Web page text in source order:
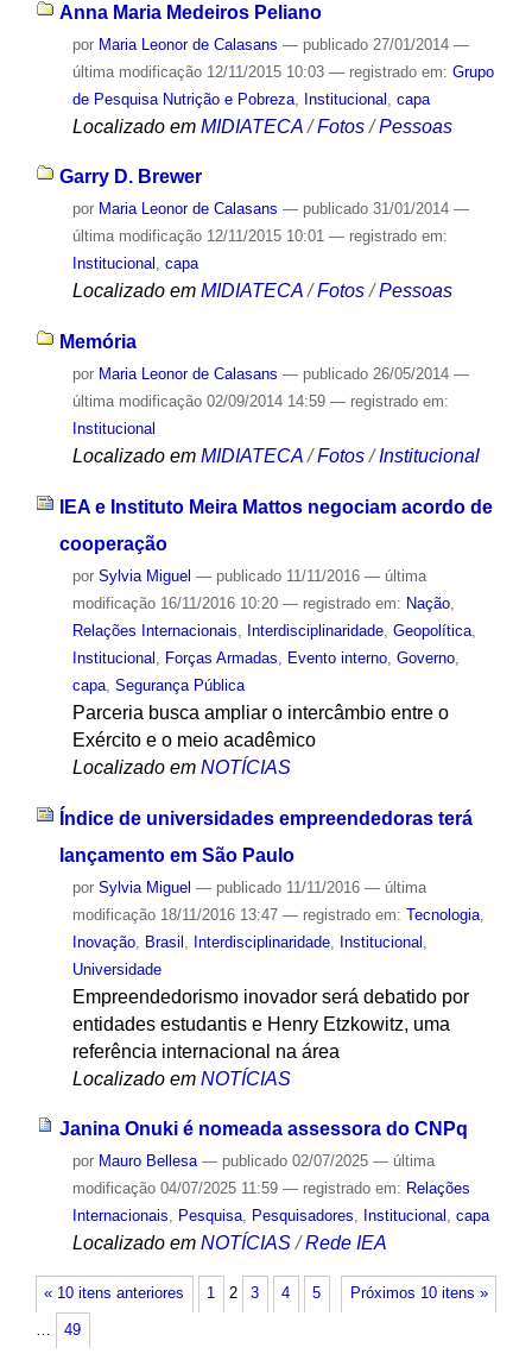
Anna Maria Medeiros Peliano
por Maria Leonor de Calasans — publicado27/01/2014 —
última modificação12/11/2015 10:03 — registrado em: Grupo
de Pesquisa Nutrição e Pobreza, Institucional capa
Localizado em MIDIATECA /Fotos /Pessoas
Garry D. Brewer
por Maria Leonor de Calasans — publicado31/01/2014 —
última modificação12/11/2015 10:01 — registrado em:
Institucional , capa
Localizado em MIDIATECA /Fotos /Pessoas
Memória
por Maria Leonor de Calasans — publicado26/05/2014 —
última modificação02/09/2014 14:59 — registrado em:
Institucional
Localizado em MIDIATECA /Fotos /Institucional
IEA e Instituto Meira Mattos negociam acordo de
cooperação
por Sylvia Miguel — publicado11/11/2016 — última
modificação16/11/2016 10:20 — registrado em: Nação,
Relações Internacionais
Interdisciplinaridade, Geopolítica,
Institucional
Forças Armadas Evento interno, Governo,
capa, Segurança Pública
Parceria busca ampliar o intercâmbio entre o
Exército e o meio acadêmico
Localizado em NOTÍCIAS
Índice de universidades empreendedoras terá
lançamento em São Paulo
por Sylvia Miguel — publicado11/11/2016 — última
modificação18/11/2016 13:47 — registrado em: Tecnologia,
Inovação, Brasil Interdisciplinaridade, Institucional
Universidade
Empreendedorismo inovador será debatido por
entidades estudantis e Henry Etzkowitz, uma
referência internacional na área
Localizado em NOTÍCIAS
Janina Onuki é nomeada assessora do CNPq
por Mauro Bellesa — publicado02/07/2025 — última
modificação04/07/2025 11:59 — registrado em: Relações
Internacionais, Pesquisa, Pesquisadores, Institucional , capa
Localizado em NOTÍCIAS /Rede IEA
« 10 itens anteriores Próximos 10 itens »
1 2 3 4 5
… 49